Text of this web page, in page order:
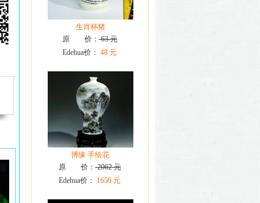
生肖杯猪
原 价：63 元
Edehua价： 48 元
博缘 手绘花
原 价：2062 元
Edehua价：
1650 元